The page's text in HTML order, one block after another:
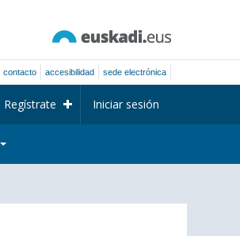
contacto accesibilidad sede electrónica
Regístrate Iniciar sesión